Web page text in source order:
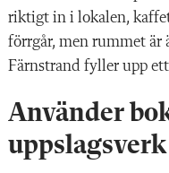
riktigt in i lokalen,
förrgår, men rummet är
Färnstrand fyller upp
Använder
uppslagsverk